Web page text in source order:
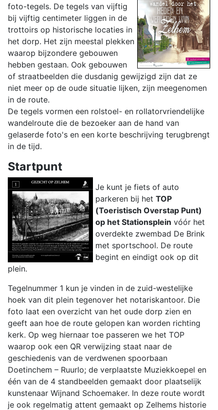
foto-tegels. De tegels van vijftig
bij vijftig centimeter liggen in de
trottoirs op historische locaties in
het dorp. Het zijn meestal plekken
waarop bijzondere gebouwen
hebben gestaan. Ook gebouwen
of straatbeelden die dusdanig gewijzigd zijn dat ze
niet meer op de oude situatie lijken, zijn meegenomen
in de route.
De tegels vormen een rolstoel- en rollatorvriendelijke
wandelroute die de bezoeker aan de hand van
gelaserde foto's en een korte beschrijving terugbrengt
in de tijd.
Startpunt
Je kunt je fiets of auto
parkeren bij het TOP
(Toeristisch Overstap Punt)
op het Stationsplein vóór het
overdekte zwembad De Brink
met sportschool. De route
begint en eindigt ook op dit
plein.
Tegelnummer 1 kun je vinden in de zuid-westelijke
hoek van dit plein tegenover het notariskantoor. Die
foto laat een overzicht van het oude dorp zien en
geeft aan hoe de route gelopen kan worden richting
kerk. Op weg hiernaar toe passeren we het TOP
waarop ook een QR verwijzing staat naar de
geschiedenis van de verdwenen spoorbaan
Doetinchem – Ruurlo; de verplaatste Muziekkoepel en
één van de 4 standbeelden gemaakt door plaatselijk
kunstenaar Wijnand Schoemaker. In deze route wordt
je ook regelmatig attent gemaakt op Zelhems historie